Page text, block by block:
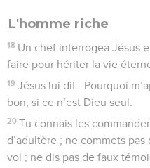
L'homme riche
18 Un chef interrogea Jésus
faire pour hériter la vie
19 Jésus lui dit : Pourquoi
bon, si ce n’est Dieu seul.
20 Tu connais les
d’adultère ; ne commets
vol ; ne dis pas de faux